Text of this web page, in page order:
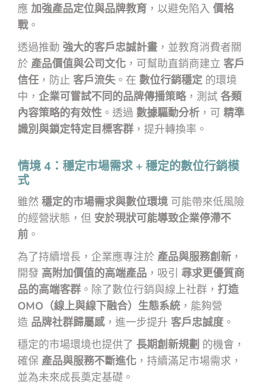
應 加強產品定位與品牌教育 ，以避免陷入 價格
戰。
透過推動 強大的客戶忠誠計畫 ，並教育消費者關
於 產品價值與公司文化 ，可幫助直銷商建立 客戶
信任 ，防止 客戶流失 。在 數位行銷穩定 的環境
中， 企業可嘗試不同的品牌傳播策略，測試 各類
內容策略的有效性 。透過 數據驅動分析 ，可 精準
識別與鎖定特定目標客群 ，提升轉換率。
情境 4：穩定市場需求 + 穩定的數位行銷模
式
雖然 穩定的市場需求與數位環境 可能帶來低風險
的經營狀態，但 安於現狀可能導致企業停滯不
前 。
為了持續增長，企業應專注於 產品與服務創新 ，
開發 高附加價值的高端產品 ，吸引 尋求更優質商
品的高端客群 。除了數位行銷與線上社群， 打造
OMO（線上與線下融合）生態系統 ，能夠營
造 品牌社群歸屬感，進一步提升 客戶忠誠度 。
穩定的市場環境也提供了 長期創新規劃 的機會，
確保 產品與服務不斷進化 ，持續滿足市場需求，
並為未來成長奠定基礎。